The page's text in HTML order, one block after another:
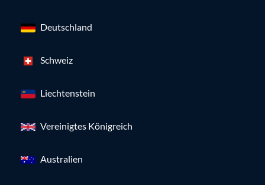
Deutschland
Schweiz
Liechtenstein
Vereinigtes Königreich
Australien